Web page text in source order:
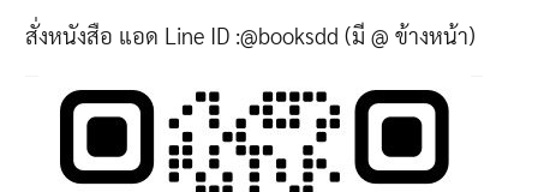
may
chosen
on
the
product
สั่งหนังสือ แอด Line ID :@booksdd (มี @ ข้างหน้า)